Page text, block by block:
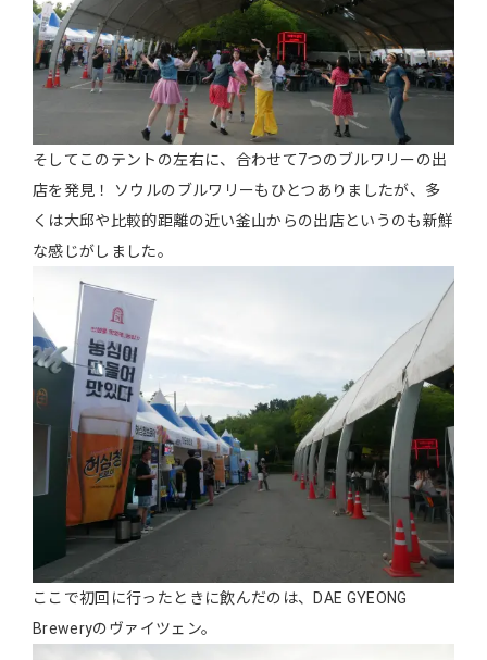
そしてこのテントの左右に、合わせて7つのブルワリーの出
店を発見！ ソウルのブルワリーもひとつありましたが、多
くは大邱や比較的距離の近い釜山からの出店というのも新鮮
な感じがしました。
ここで初回に行ったときに飲んだのは、DAE GYEONG
Breweryのヴァイツェン。